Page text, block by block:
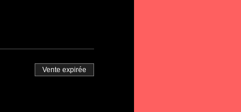
Vente expirée